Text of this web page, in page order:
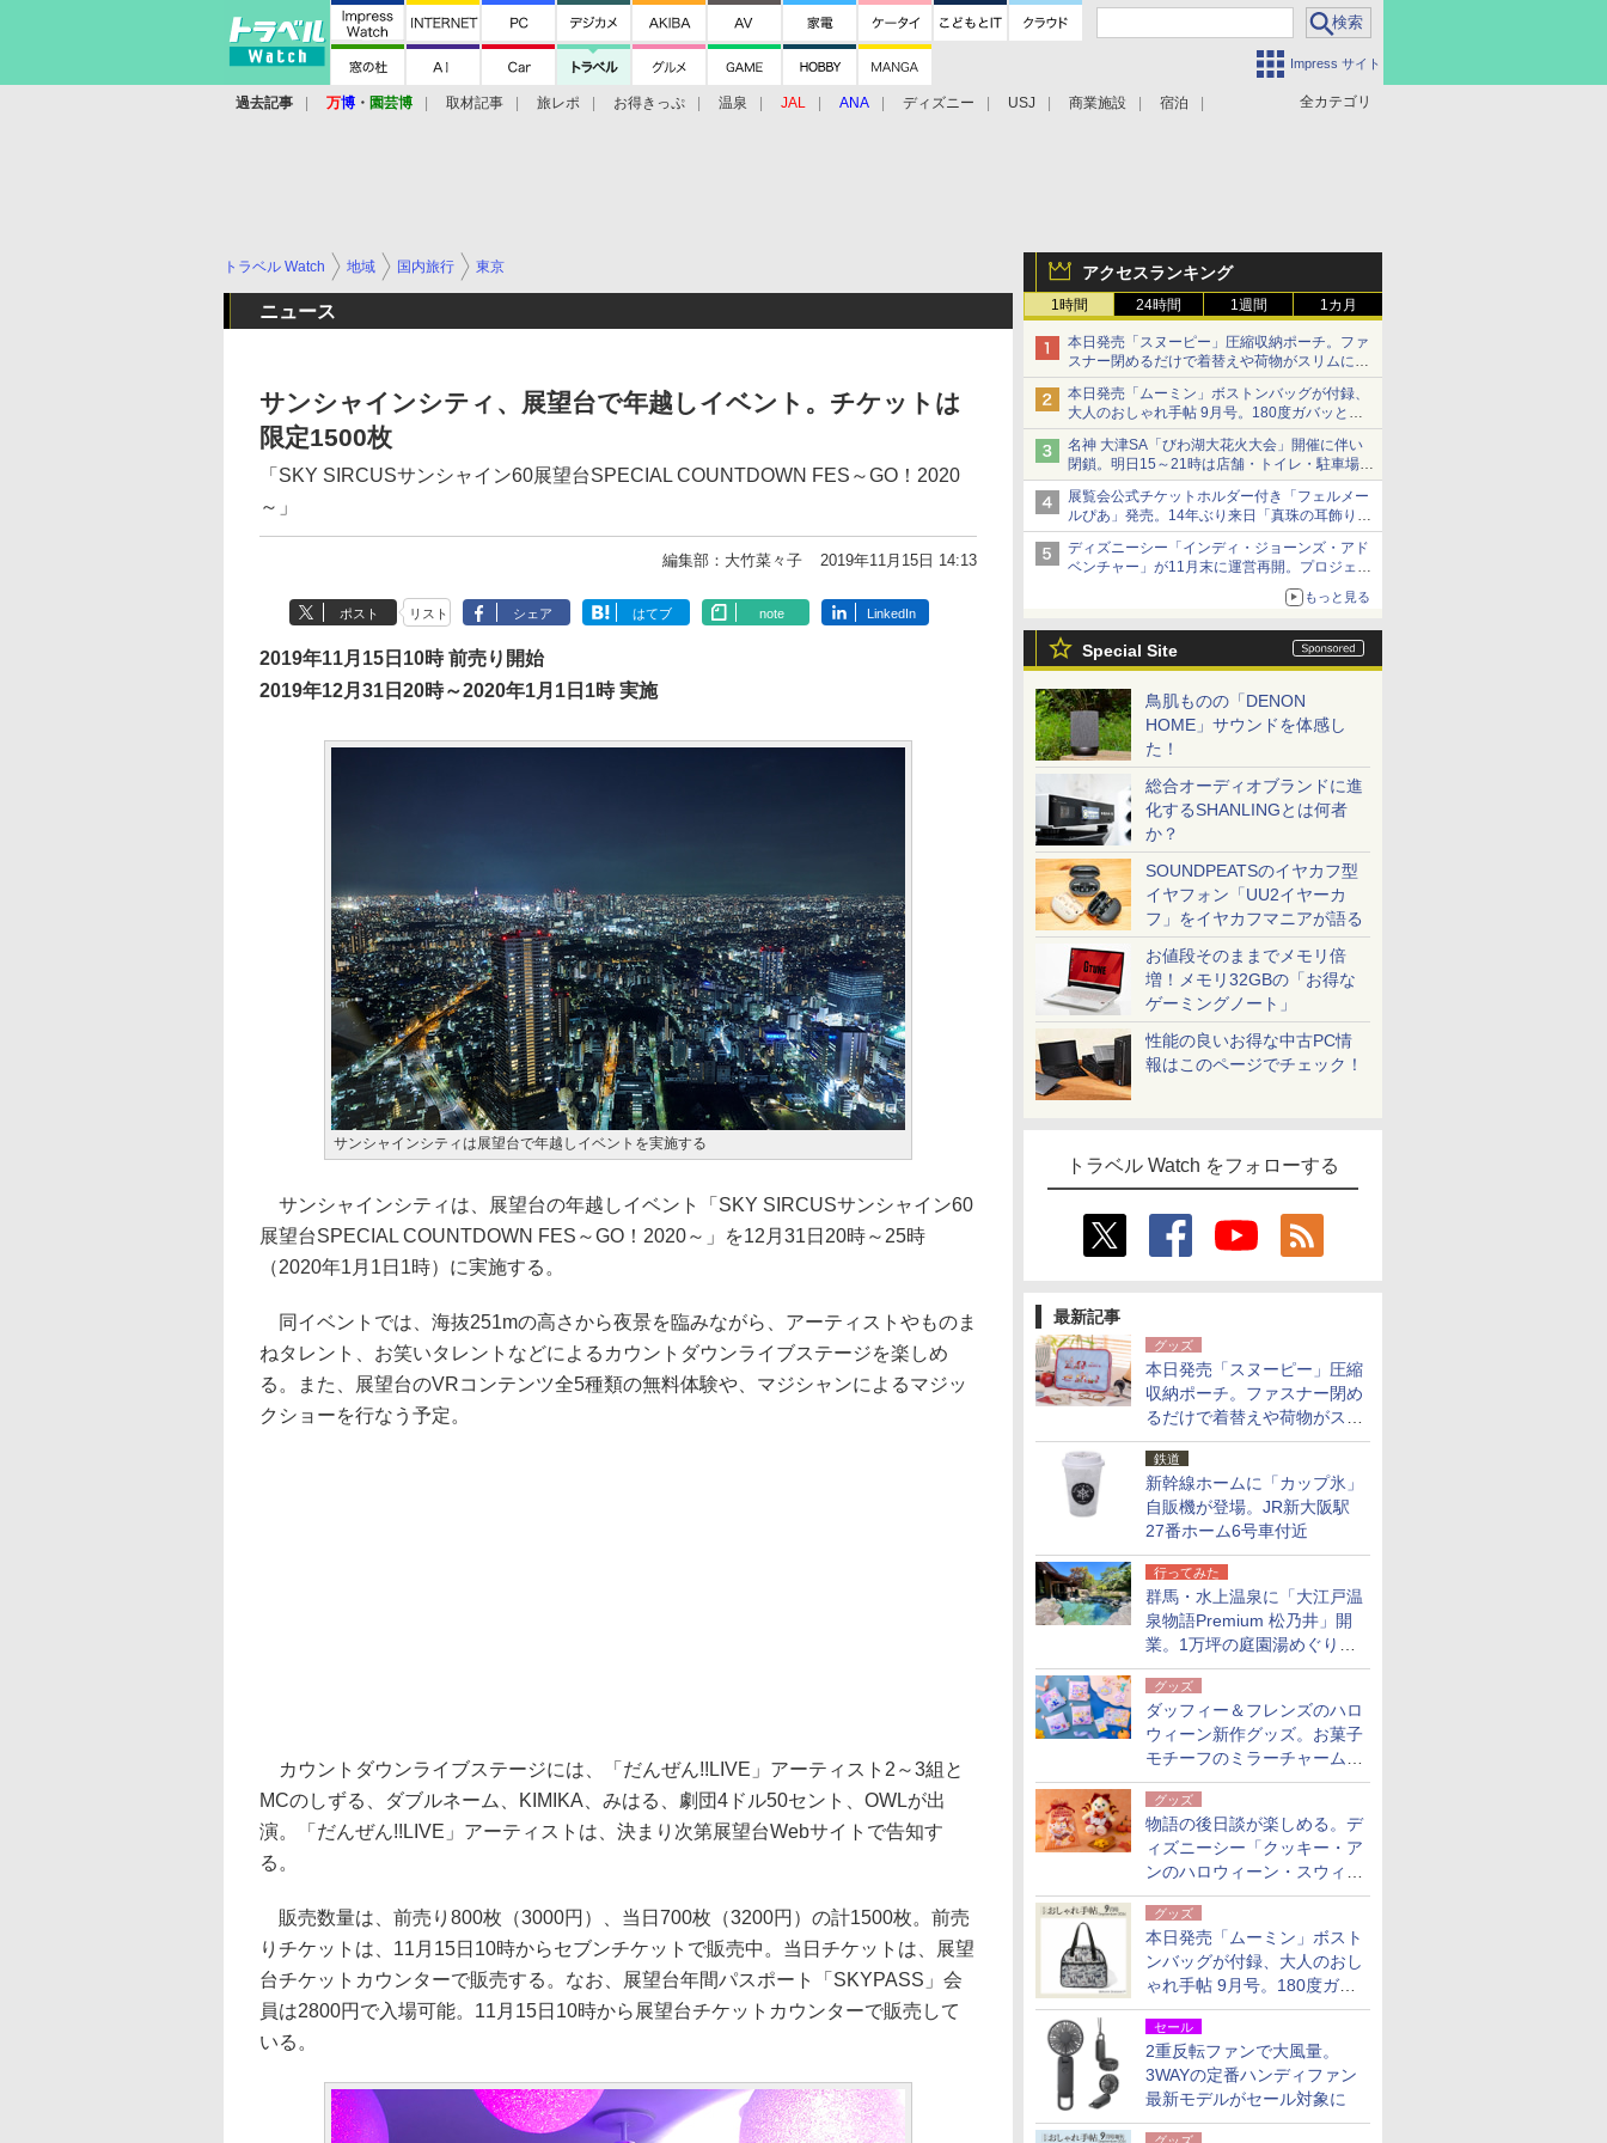
Impress サイト
全カテゴリ
過去記事 万博 ・ 園芸博 取材記事 旅レポ お得きっぷ 温泉 JAL ANA ディズニー USJ 商業施設 宿泊
アクセスランキング
1時間 24時間 1週間 1カ月
本日発売「スヌーピー」圧縮収納ポーチ。ファ
スナー閉めるだけで着替えや荷物がスリムにま
とまる
本日発売「ムーミン」ボストンバッグが付録、
大人のおしゃれ手帖 9月号。180度ガバッと開
いて大容量
名神 大津SA「びわ湖大花火大会」開催に伴い
閉鎖。明日15～21時は店舗・トイレ・駐車場の
利用不可
展覧会公式チケットホルダー付き「フェルメー
ルぴあ」発売。14年ぶり来日「真珠の耳飾りの
少女」ほか37作品のガイド
ディズニーシー「インディ・ジョーンズ・アド
ベンチャー」が11月末に運営再開。プロジェク
ションマッピングを追加、DPAは1500円
もっと見る
Special Site
鳥肌ものの「DENON
HOME」サウンドを体感し
た！
総合オーディオブランドに進
化するSHANLINGとは何者
か？
SOUNDPEATSのイヤカフ型
イヤフォン「UU2イヤーカ
フ」をイヤカフマニアが語る
お値段そのままでメモリ倍
増！メモリ32GBの「お得な
ゲーミングノート」
性能の良いお得な中古PC情
報はこのページでチェック！
トラベル Watch をフォローする
最新記事
グッズ
本日発売「スヌーピー」圧縮
収納ポーチ。ファスナー閉め
るだけで着替えや荷物がスリ
ムにまとまる
鉄道
新幹線ホームに「カップ氷」
自販機が登場。JR新大阪駅
27番ホーム6号車付近
行ってみた
群馬・水上温泉に「大江戸温
泉物語Premium 松乃井」開
業。1万坪の庭園湯めぐり＆
豪華バイキングを体験してき
た！
グッズ
ダッフィー＆フレンズのハロ
ウィーン新作グッズ。お菓子
モチーフのミラーチャーム/
デザインポーチほか
グッズ
物語の後日談が楽しめる。デ
ィズニーシー「クッキー・ア
ンのハロウィーン・スウィー
トサプライズ」限定グッズ公
開グッズ
本日発売「ムーミン」ボスト
ンバッグが付録、大人のおし
ゃれ手帖 9月号。180度ガバ
ッと開いて大容量
セール
2重反転ファンで大風量。
3WAYの定番ハンディファン
最新モデルがセール対象に
トラベル Watch 地域 国内旅行 東京
ニュース
サンシャインシティ、展望台で年越しイベント。チケットは
限定1500枚
「SKY SIRCUSサンシャイン60展望台SPECIAL COUNTDOWN FES～GO！2020
～」
編集部：大竹菜々子 2019年11月15日 14:13
ポスト リスト シェア はてブ note LinkedIn
2019年11月15日10時 前売り開始
2019年12月31日20時～2020年1月1日1時 実施
サンシャインシティは展望台で年越しイベントを実施する
サンシャインシティは、展望台の年越しイベント「SKY SIRCUSサンシャイン60
展望台SPECIAL COUNTDOWN FES～GO！2020～」を12月31日20時～25時
（2020年1月1日1時）に実施する。
同イベントでは、海抜251mの高さから夜景を臨みながら、アーティストやものま
ねタレント、お笑いタレントなどによるカウントダウンライブステージを楽しめ
る。また、展望台のVRコンテンツ全5種類の無料体験や、マジシャンによるマジッ
クショーを行なう予定。
カウントダウンライブステージには、「だんぜん!!LIVE」アーティスト2～3組と
MCのしずる、ダブルネーム、KIMIKA、みはる、劇団4ドル50セント、OWLが出
演。「だんぜん!!LIVE」アーティストは、決まり次第展望台Webサイトで告知す
る。
販売数量は、前売り800枚（3000円）、当日700枚（3200円）の計1500枚。前売
りチケットは、11月15日10時からセブンチケットで販売中。当日チケットは、展望
台チケットカウンターで販売する。なお、展望台年間パスポート「SKYPASS」会
員は2800円で入場可能。11月15日10時から展望台チケットカウンターで販売して
いる。